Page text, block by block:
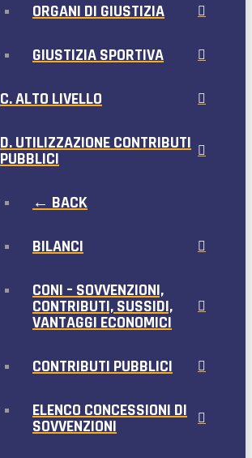
ORGANI DI GIUSTIZIA
GIUSTIZIA SPORTIVA
C. ALTO LIVELLO
D. UTILIZZAZIONE CONTRIBUTI
PUBBLICI
← BACK
BILANCI
CONI – SOVVENZIONI,
CONTRIBUTI, SUSSIDI,
VANTAGGI ECONOMICI
CONTRIBUTI PUBBLICI
ELENCO CONCESSIONI DI
SOVVENZIONI